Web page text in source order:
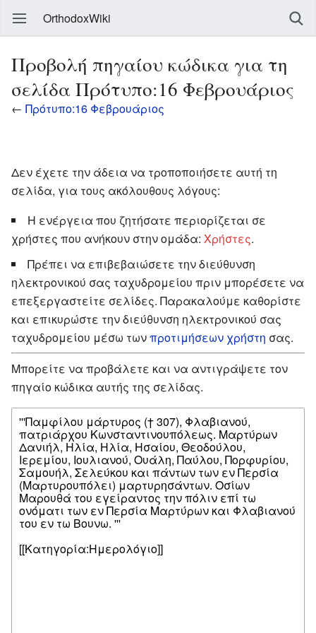
OrthodoxWiki
Προβολή πηγαίου κώδικα για τη
σελίδα Πρότυπο:16 Φεβρουάριος
← Πρότυπο:16 Φεβρουάριος
Δεν έχετε την άδεια να τροποποιήσετε αυτή τη
σελίδα, για τους ακόλουθους λόγους:
Η ενέργεια που ζητήσατε περιορίζεται σε
χρήστες που ανήκουν στην ομάδα: Χρήστες.
Πρέπει να επιβεβαιώσετε την διεύθυνση
ηλεκτρονικού σας ταχυδρομείου πριν μπορέσετε να
επεξεργαστείτε σελίδες. Παρακαλούμε καθορίστε
και επικυρώστε την διεύθυνση ηλεκτρονικού σας
ταχυδρομείου μέσω τωνπροτιμήσεων χρήστη σας.
Μπορείτε να προβάλετε και να αντιγράψετε τον
πηγαίο κώδικα αυτής της σελίδας.